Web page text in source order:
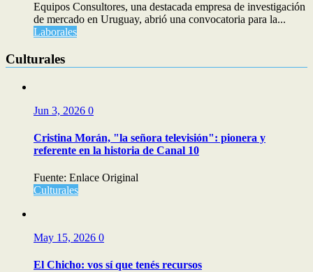
Equipos Consultores, una destacada empresa de investigación
de mercado en Uruguay, abrió una convocatoria para la...
Laborales
Culturales
Jun 3, 2026 0
Cristina Morán, "la señora televisión": pionera y
referente en la historia de Canal 10
Fuente: Enlace Original
Culturales
May 15, 2026 0
El Chicho: vos sí que tenés recursos